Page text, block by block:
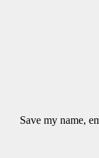
Save my name,